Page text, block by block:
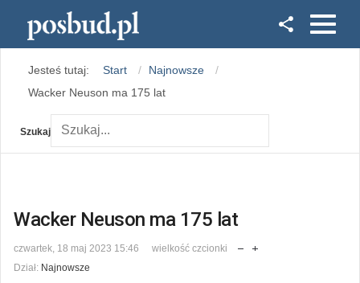
Instagram
Jesteś tutaj: Start
Najnowsze
Wacker Neuson ma 175 lat
Szukaj
Wacker Neuson ma 175 lat
czwartek, 18 maj 2023 15:46
wielkość czcionki
Dział: Najnowsze